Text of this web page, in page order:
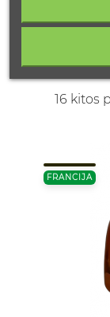
16 kitos
FRANCIJA